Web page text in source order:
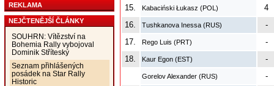
REKLAMA
NEJČTENĚJŠÍ ČLÁNKY
SOUHRN: Vítězství na
Bohemia Rally vybojoval
Dominik Stříteský
Seznam přihlášených
posádek na Star Rally
Historic
15.
Kabaciński Łukasz (POL)
4
16.
Tushkanova Inessa (RUS)
-
17.
Rego Luis (PRT)
-
18.
Kaur Egon (EST) -
Gorelov Alexander (RUS) -